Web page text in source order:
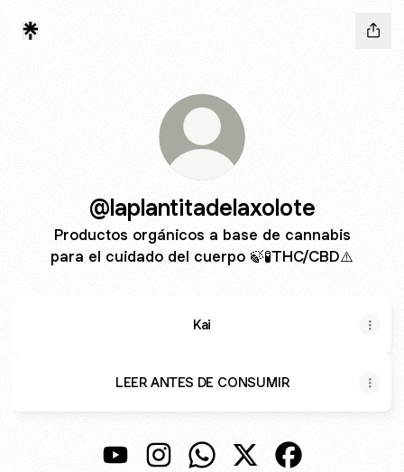
@laplantitadelaxolote
Productos orgánicos a base de cannabis
para el cuidado del cuerpo 🍃🧪THC/CBD⚠️
Kai
LEER ANTES DE CONSUMIR